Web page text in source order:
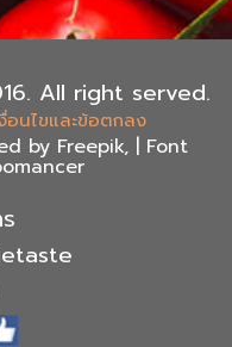
All right served.
อนไขและข้อตกลง
by Freepik, | Font